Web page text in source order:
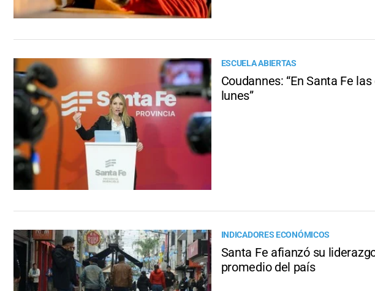
ESCUELA ABIERTAS
Coudannes: “En Santa Fe
lunes”
INDICADORES ECONÓMICOS
Santa Fe afianzó su
promedio del país